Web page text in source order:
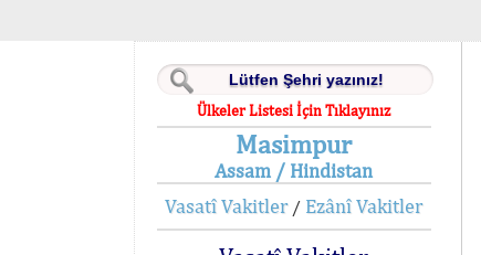
Ülkeler Listesi İçin Tıklayınız
Masimpur
Assam / Hindistan
Vasatî Vakitler/ Ezânî Vakitler